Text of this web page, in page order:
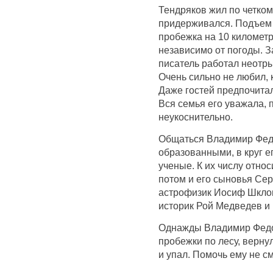
Тендряков жил по
придерживался. Подъем
пробежка на 10
независимо от погоды.
писатель работал
Очень сильно не любил,
Даже гостей
Вся семья его уважала,
неукоснительно.
Общаться Владимир
образованными, в круг
ученые. К их числу
потом и его сыновья
астрофизик Иосиф
историк Рой Медведев и
Однажды Владимир
пробежки по лесу,
и упал. Помочь ему не